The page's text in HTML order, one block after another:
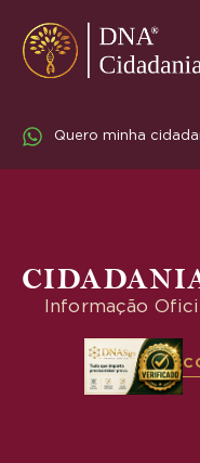
Quero minha
Informação